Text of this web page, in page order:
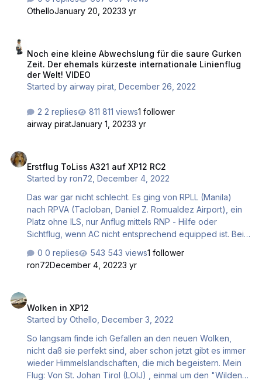
es spannend, wie z.B. die Wege oder bestimmte Äcker
weiß dargestellt werden, denn ich verwende Orthos, also
schneit, ist dies nicht so kritisch, aber da XP Sc…
OthelloJanuary 20, 20233 yr
Noch eine kleine Abwechslung für die saure Gurken
Zeit. Der ehemals kürzeste internationale Linienflug
der Welt! VIDEO
Started byairway pirat ,December 26, 2022
2 replies 811 views1 follower
airway piratJanuary 1, 20233 yr
Erstflug ToLiss A321 auf XP12 RC2
Started byron72 ,December 4, 2022
Das war gar nicht schlecht. Es ging von RPLL (Manila)
nach RPVA (Tacloban, Daniel Z. Romualdez Airport), ein
Platz ohne ILS, nur Anflug mittels RNP - Hilfe oder
Sichtflug, wenn AC nicht entsprechend equipped ist. Bei
Navigraph's Anflugkarten halfen mit Details.
0 replies 543 views1 follower
ron72December 4, 20223 yr
Wolken in XP12
Started byOthello ,December 3, 2022
So langsam finde ich Gefallen an den neuen Wolken,
nicht daß sie perfekt sind, aber schon jetzt gibt es immer
wieder Himmelslandschaften, die mich begeistern. Mein
Flug: Von St. Johan Tirol (LOIJ) , einmal um den "Wilden